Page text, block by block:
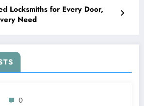
Locksmiths for Every Door,
Need
0